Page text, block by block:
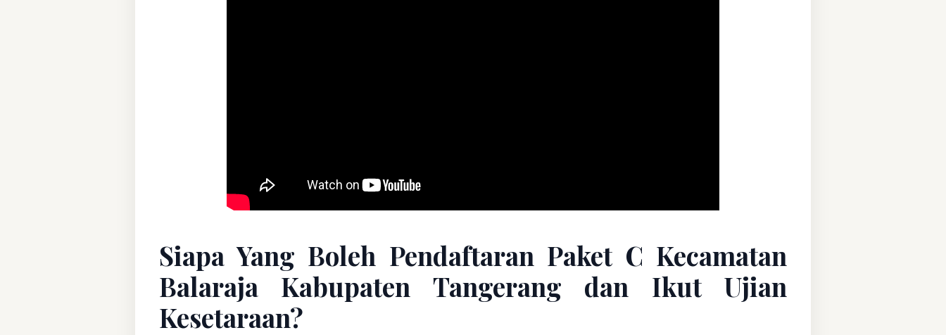
Siapa Yang Boleh Pendaftaran Paket C Kecamatan
Balaraja Kabupaten Tangerang dan Ikut Ujian
Kesetaraan?